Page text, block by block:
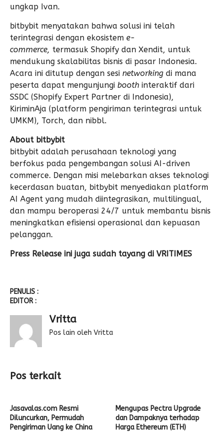
ungkap Ivan.
bitbybit menyatakan bahwa solusi ini telah
terintegrasi dengan ekosistem e-
commerce, termasuk Shopify dan Xendit, untuk
mendukung skalabilitas bisnis di pasar Indonesia.
Acara ini ditutup dengan sesi networking di mana
peserta dapat mengunjungi booth interaktif dari
SSDC (Shopify Expert Partner di Indonesia),
KiriminAja (platform pengiriman terintegrasi untuk
UMKM), Torch, dan nibbl.
About bitbybit
bitbybit adalah perusahaan teknologi yang
berfokus pada pengembangan solusi AI-driven
commerce. Dengan misi melebarkan akses teknologi
kecerdasan buatan, bitbybit menyediakan platform
AI Agent yang mudah diintegrasikan, multilingual,
dan mampu beroperasi 24/7 untuk membantu bisnis
meningkatkan efisiensi operasional dan kepuasan
pelanggan.
Press Release ini juga sudah tayang di VRITIMES
PENULIS :
EDITOR :
Vritta
Pos lain oleh Vritta
Pos terkait
Jasavalas.com Resmi
Diluncurkan, Permudah
Pengiriman Uang ke China
Mengupas Pectra Upgrade
dan Dampaknya terhadap
Harga Ethereum (ETH)